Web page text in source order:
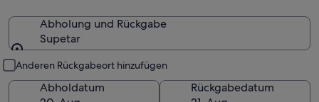
Abholung und Rückgabe
Supetar
Anderen Rückgabeort hinzufügen
Abholdatum
Rückgabedatum